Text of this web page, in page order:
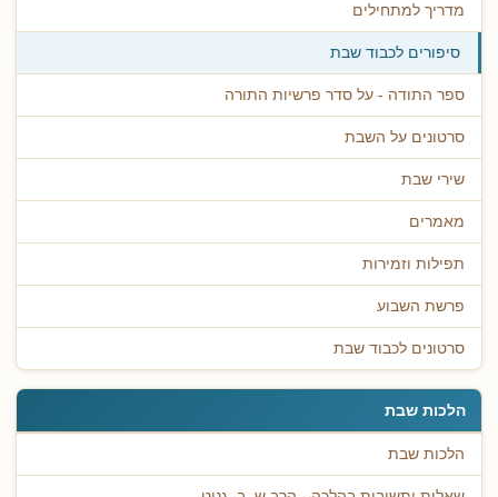
מדריך למתחילים
סיפורים לכבוד שבת
ספר התודה - על סדר פרשיות התורה
סרטונים על השבת
שירי שבת
מאמרים
תפילות וזמירות
פרשת השבוע
סרטונים לכבוד שבת
הלכות שבת
הלכות שבת